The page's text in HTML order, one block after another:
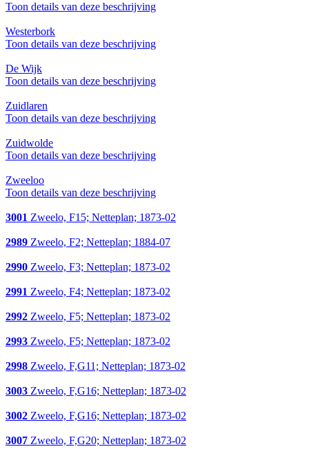
Toon details van deze beschrijving
Westerbork
Toon details van deze beschrijving
De Wijk
Toon details van deze beschrijving
Zuidlaren
Toon details van deze beschrijving
Zuidwolde
Toon details van deze beschrijving
Zweeloo
Toon details van deze beschrijving
3001 Zweelo, F15; Netteplan; 1873-02
2989 Zweelo, F2; Netteplan; 1884-07
2990 Zweelo, F3; Netteplan; 1873-02
2991 Zweelo, F4; Netteplan; 1873-02
2992 Zweelo, F5; Netteplan; 1873-02
2993 Zweelo, F5; Netteplan; 1873-02
2998 Zweelo, F,G11; Netteplan; 1873-02
3003 Zweelo, F,G16; Netteplan; 1873-02
3002 Zweelo, F,G16; Netteplan; 1873-02
3007 Zweelo, F,G20; Netteplan; 1873-02